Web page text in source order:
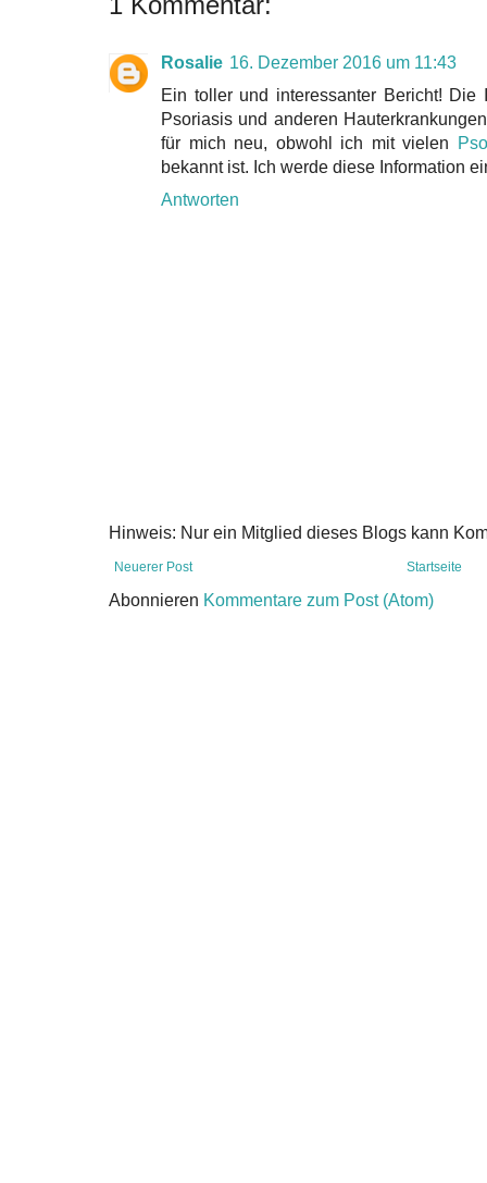
Rosalie 16. Dezember 2016 um 11:43
Ein toller und interessanter Bericht! Die
Psoriasis und anderen
für mich neu, obwohl ich mit vielen
bekannt ist. Ich werde diese Information
Antworten
Hinweis: Nur ein Mitglied dieses Blogs kann
Neuerer Post Startseite
Abonnieren Kommentare zum Post (Atom)